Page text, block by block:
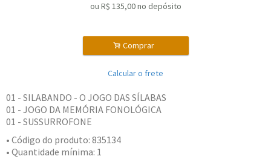
ou R$ 135,00no depósito
. Comprar
Calcular o frete
01 - SILABANDO - O JOGO DAS SÍLABAS
01 - JOGO DA MEMÓRIA FONOLÓGICA
01 - SUSSURROFONE
• Código do produto: 835134
• Quantidade mínima: 1